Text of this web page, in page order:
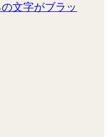
文字がブラッ